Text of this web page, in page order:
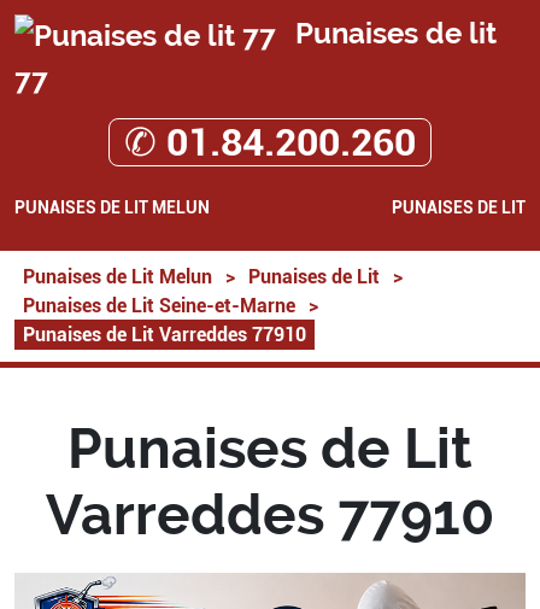
Punaises de lit
77
✆ 01.84.200.260
PUNAISES DE LIT MELUN PUNAISES DE LIT
Punaises de Lit Melun > Punaises de Lit
>
Punaises de Lit Seine-et-Marne
>
Punaises de Lit Varreddes 77910
Punaises de Lit
Varreddes 77910